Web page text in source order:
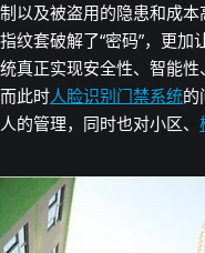
制以及被盗用的隐患和成
指纹套破解了“密码”，更
统真正实现安全性、智能性
而此时人脸识别门禁系统的
人的管理，同时也对小区、